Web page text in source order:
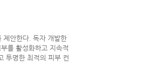
제안한다. 독자 개발한
를 활성화하고 지속적
투명한 최적의 피부 컨